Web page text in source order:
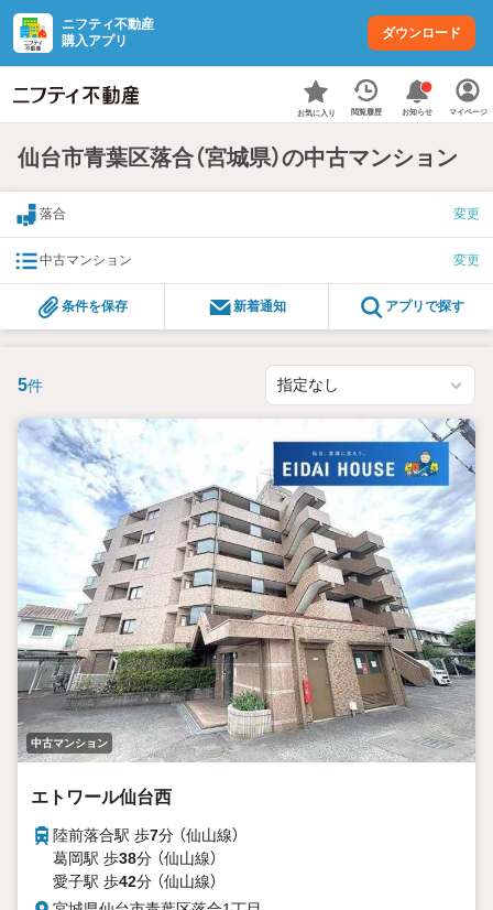
ニフティ不動産
購入アプリ
ダウンロード
お気に入り 閲覧履歴 お知らせ マイページ
仙台市青葉区落合（宮城県）の中古マンション
落合 変更
中古マンション 変更
条件を保存 新着通知 アプリで探す
5件
中古マンション
エトワール仙台西
陸前落合駅 歩7分 （仙山線）
葛岡駅 歩38分 （仙山線）
愛子駅 歩42分 （仙山線）